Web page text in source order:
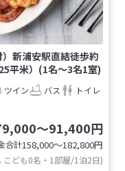
）新浦安駅直結徒歩約
平米）(1名～3名1室)
ツイン バス
トイレ
～91,400円
合計158,000〜182,800円
こども0名・1部屋/1泊2日)